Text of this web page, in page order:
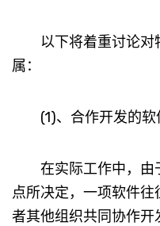
以下将着重讨论对
属：
(1)、合作开发的软
在实际工作中，由
点所决定，一项软件
者其他组织共同协作